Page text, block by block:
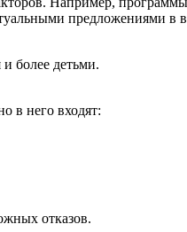
предложениями в
более детьми.
в него входят:
отказов.